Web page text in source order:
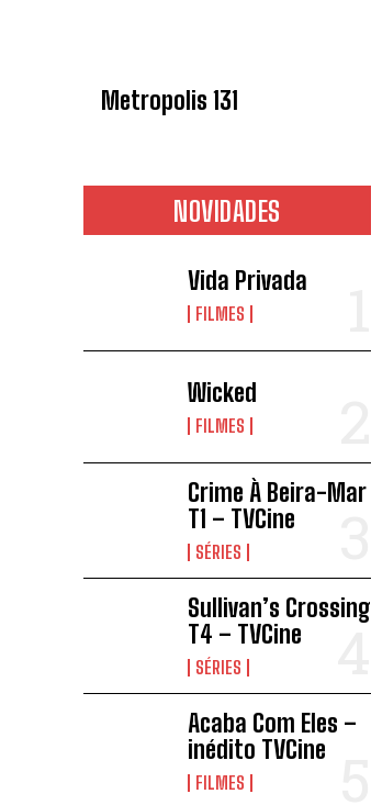
Metropolis 131
NOVIDADES
Vida Privada
FILMES
Wicked
FILMES
Crime À Beira-Mar
T1 – TVCine
SÉRIES
Sullivan’s Crossing
T4 – TVCine
SÉRIES
Acaba Com Eles –
inédito TVCine
FILMES